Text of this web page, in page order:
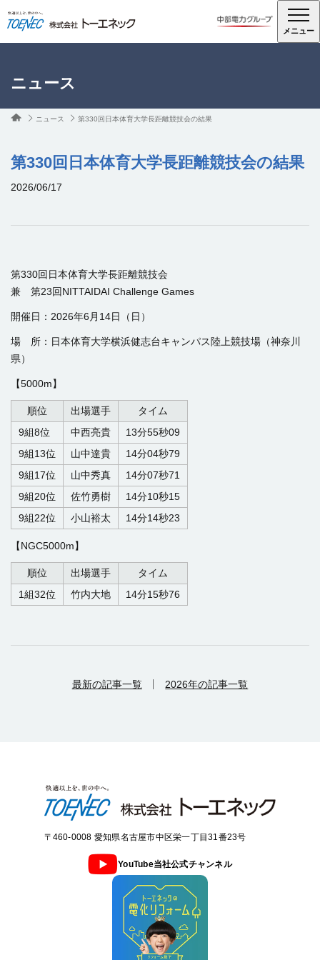
メニュー
ニュース
ニュース 第330回日本体育大学長距離競技会の結果
第330回日本体育大学長距離競技会の結果
2026/06/17
第330回日本体育大学長距離競技会
兼 第23回NITTAIDAI Challenge Games
開催日：2026年6月14日（日）
場 所：日本体育大学横浜健志台キャンパス陸上競技場（神奈川
県）
【5000m】
順位 出場選手
タイム
9組8位
中西亮貴
13分55秒09
9組13位
山中達貴
14分04秒79
9組17位
山中秀真
14分07秒71
9組20位
佐竹勇樹
14分10秒15
9組22位
小山裕太 14分14秒23
【NGC5000m】
順位 出場選手
タイム
1組32位
竹内大地 14分15秒76
最新の記事一覧 2026年の記事一覧
〒460-0008 愛知県名古屋市中区栄一丁目31番23号
YouTube当社公式チャンネル